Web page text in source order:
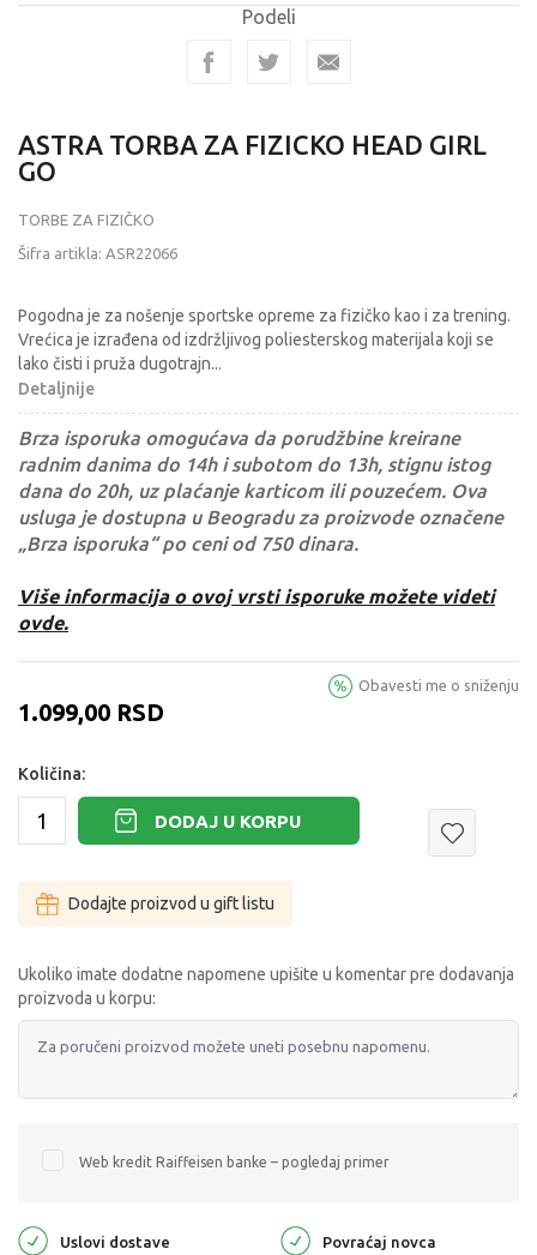
Podeli
ASTRA TORBA ZA FIZICKO HEAD GIRL
GO
TORBE ZA FIZIČKO
Šifra artikla: ASR22066
Pogodna je za nošenje sportske opreme za fizičko kao i za trening.
Vrećica je izrađena od izdržljivog poliesterskog materijala koji se
lako čisti i pruža dugotrajn...
Detaljnije
Brza isporuka omogućava da porudžbine kreirane
radnim danima do 14h i subotom do 13h, stignu istog
dana do 20h, uz plaćanje karticom ili pouzećem. Ova
usluga je dostupna u Beogradu za proizvode označene
„Brza isporuka“ po ceni od 750 dinara.
Više informacija o ovoj vrsti isporuke možete videti
ovde.
1.099,00 RSD
Obavesti me o sniženju
Količina:
DODAJ U KORPU
Dodajte proizvod u gift listu
Ukoliko imate dodatne napomene upišite u komentar pre dodavanja
proizvoda u korpu:
Web kredit Raiffeisen banke – pogledaj primer
Uslovi dostave Povraćaj novca